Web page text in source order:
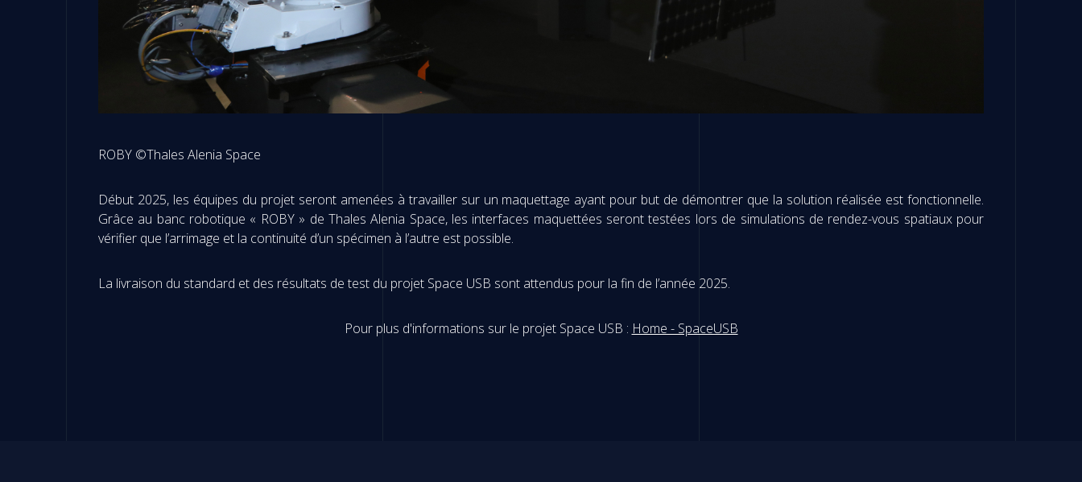
ROBY ©Thales Alenia Space
Début 2025, les équipes du projet seront amenées à travailler sur un maquettage ayant pour but de démontrer que la solution réalisée est fonctionnelle.
Grâce au banc robotique « ROBY » de Thales Alenia Space, les interfaces maquettées seront testées lors de simulations de rendez-vous spatiaux pour
vérifier que l’arrimage et la continuité d’un spécimen à l’autre est possible.
La livraison du standard et des résultats de test du projet Space USB sont attendus pour la fin de l’année 2025.
Pour plus d'informations sur le projet Space USB : Home - SpaceUSB